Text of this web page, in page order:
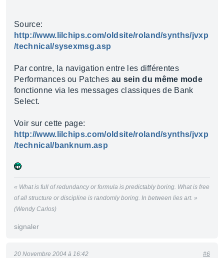
Source:
http://www.lilchips.com/oldsite/roland/synths/jvxp
/technical/sysexmsg.asp
Par contre, la navigation entre les différentes
Performances ou Patches au sein du même mode
fonctionne via les messages classiques de Bank
Select.
Voir sur cette page:
http://www.lilchips.com/oldsite/roland/synths/jvxp
/technical/banknum.asp
« What is full of redundancy or formula is predictably boring. What is free
of all structure or discipline is randomly boring. In between lies art. »
(Wendy Carlos)
signaler
20 Novembre 2004 à 16:42 #6